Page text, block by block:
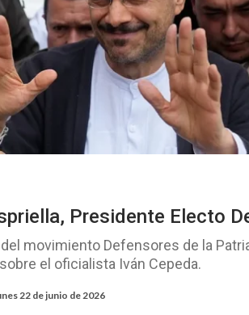
Presidente Electo
movimiento Defensores de la
el oficialista Iván Cepeda.
22 de junio de 2026